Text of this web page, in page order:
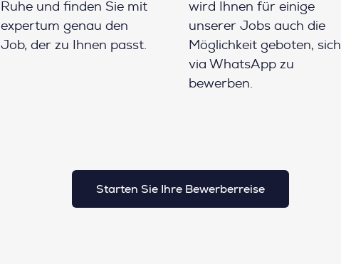
Ruhe und finden Sie mit
expertum genau den
Job, der zu Ihnen passt.
wird Ihnen für einige
unserer Jobs auch die
Möglichkeit geboten, sich
via WhatsApp zu
bewerben.
Starten Sie Ihre Bewerberreise